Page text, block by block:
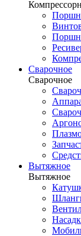
Сварочное
Сварочное
Вытяжное
Вытяжное